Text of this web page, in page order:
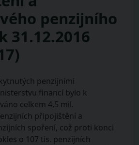
penzijního
31.12.2016
penzijními
financí bylo k
celkem 4,5 mil.
připojištění a
spoření, což proti konci
o 107 tis. penzijních